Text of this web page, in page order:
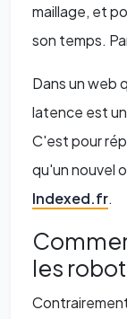
maillage, et
son temps.
Dans un web
latence est
C'est pour
qu'un nouvel
Indexed.fr.
les